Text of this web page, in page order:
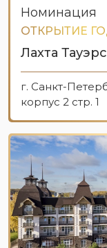
Номинация
ОТКРЫТИЕ
Лахта
г. Санкт-
корпус 2 стр. 1